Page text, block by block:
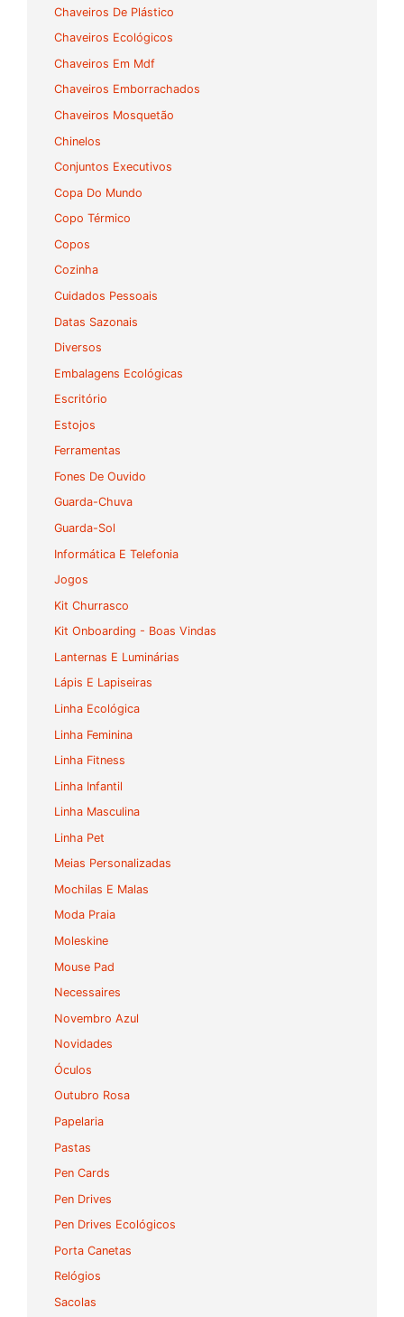
Chaveiros De Plástico
Chaveiros Ecológicos
Chaveiros Em Mdf
Chaveiros Emborrachados
Chaveiros Mosquetão
Chinelos
Conjuntos Executivos
Copa Do Mundo
Copo Térmico
Copos
Cozinha
Cuidados Pessoais
Datas Sazonais
Diversos
Embalagens Ecológicas
Escritório
Estojos
Ferramentas
Fones De Ouvido
Guarda-Chuva
Guarda-Sol
Informática E Telefonia
Jogos
Kit Churrasco
Kit Onboarding - Boas Vindas
Lanternas E Luminárias
Lápis E Lapiseiras
Linha Ecológica
Linha Feminina
Linha Fitness
Linha Infantil
Linha Masculina
Linha Pet
Meias Personalizadas
Mochilas E Malas
Moda Praia
Moleskine
Mouse Pad
Necessaires
Novembro Azul
Novidades
Óculos
Outubro Rosa
Papelaria
Pastas
Pen Cards
Pen Drives
Pen Drives Ecológicos
Porta Canetas
Relógios
Sacolas